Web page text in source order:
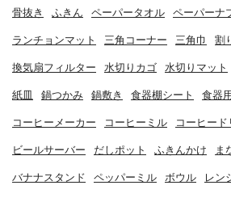
骨抜き ふきん ペーパータオル ペーパーナ
ランチョンマット 三角コーナー 三角巾 割
換気扇フィルター 水切りカゴ 水切りマット
紙皿 鍋つかみ 鍋敷き 食器棚シート 食器
コーヒーメーカー コーヒーミル コーヒード
ビールサーバー だしポット ふきんかけ ま
バナナスタンド ペッパーミル ボウル レン